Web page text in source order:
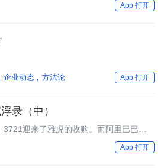
App 打开
企业动态 方法论 App 打开
录（中）
迎来了雅虎的收购。而阿里巴巴随
App 打开